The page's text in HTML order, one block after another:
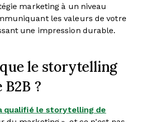
marketing à un niveau
les valeurs de votre
une impression durable.
le storytelling
?
qualifié le storytelling de